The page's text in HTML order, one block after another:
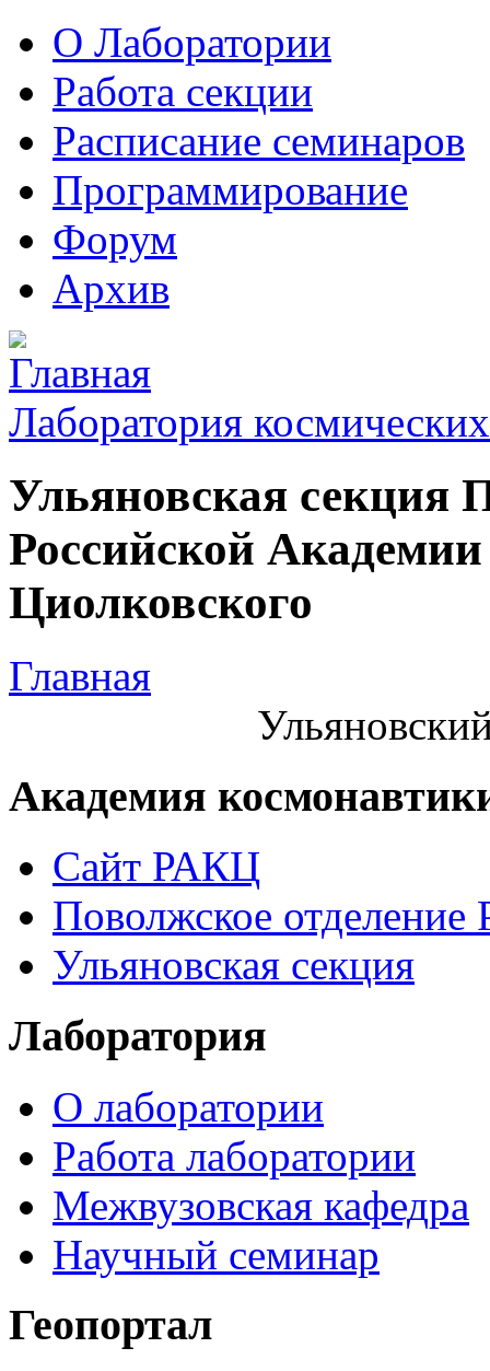
О Лаборатории
Работа секции
Расписание семинаров
Программирование
Форум
Архив
Лаборатория
Ульяновская секция
Российской
Циолковского
Главная
Академия
Сайт РАКЦ
Поволжское
Ульяновская секция
Лаборатория
О лаборатории
Работа лаборатории
Межвузовская кафедра
Научный семинар
Геопортал